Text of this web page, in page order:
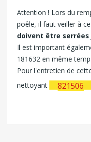
Attention ! Lors du
poêle, il faut veiller à
doivent être
Il est important
181632 en même
Pour l'entretien de
nettoyant
821506